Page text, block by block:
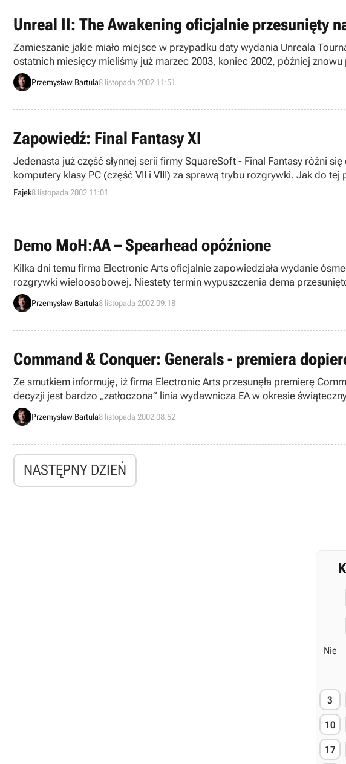
Unreal II: The Awakening oficjalnie przesunięty
Zamieszanie jakie miało miejsce w przypadku daty wydania Unreala
ostatnich miesięcy mieliśmy już marzec 2003, koniec 2002, później
roku, zaś w Europie dopiero w roku 2003. Jeżeli myśleliście, że to koniec,
informację, iż Unreal II: The Awakening zostanie wydany w Stanach
Przemysław Bartula8 listopada 2002 11:51
Zapowiedź: Final Fantasy XI
Jedenasta już część słynnej serii firmy SquareSoft - Final Fantasy różni
komputery klasy PC (część VII i VIII) za sprawą trybu rozgrywki. Jak do
gracza, tym razem mamy do czynienia z pełnoprawną produkcją
Fajek8 listopada 2002 11:01
Demo MoH:AA – Spearhead opóźnione
Kilka dni temu firma Electronic Arts oficjalnie zapowiedziała wydanie
rozgrywki wieloosobowej. Niestety termin wypuszczenia dema
Przemysław Bartula8 listopada 2002 09:18
Command & Conquer: Generals - premiera
Ze smutkiem informuję, iż firma Electronic Arts przesunęła premierę
decyzji jest bardzo „zatłoczona” linia wydawnicza EA w okresie
Conquer: Generals lub innych tytułów firmy.
Przemysław Bartula8 listopada 2002 08:52
NASTĘPNY DZIEŃ
Nie
3
10
17